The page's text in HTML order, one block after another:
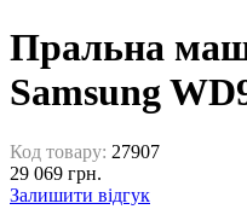
Пральна
Samsung
Код товару: 27907
29 069 грн.
Залишити відгук